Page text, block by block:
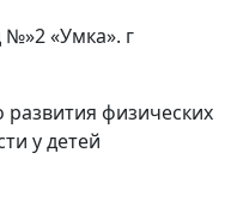
«Умка». г
развития физических
у детей